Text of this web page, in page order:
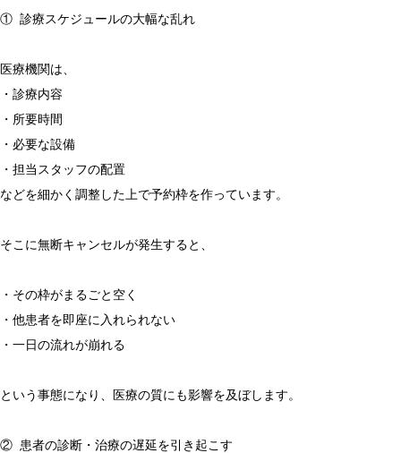
① 診療スケジュールの大幅な乱れ
医療機関は、
・診療内容
・所要時間
・必要な設備
・担当スタッフの配置
などを細かく調整した上で予約枠を作っています。
そこに無断キャンセルが発生すると、
・その枠がまるごと空く
・他患者を即座に入れられない
・一日の流れが崩れる
という事態になり、医療の質にも影響を及ぼします。
② 患者の診断・治療の遅延を引き起こす